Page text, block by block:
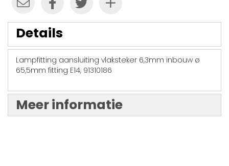
Details
Lampfitting aansluiting vlaksteker 6,3mm inbouw ø
65,5mm fitting E14, 91310186
Meer informatie